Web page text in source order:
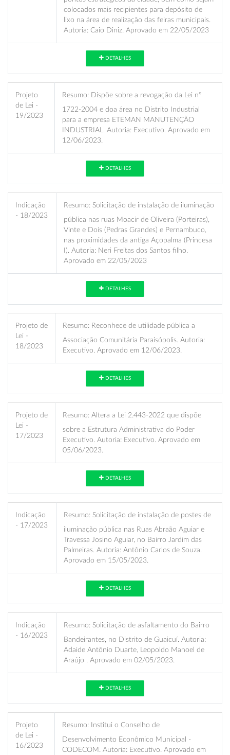
colocados mais recipientes para depósito de
lixo na área de realização das feiras municipais.
Autoria: Caio Diniz. Aprovado em 22/05/2023
DETALHES
Projeto
de Lei -
19/2023
Resumo: Dispõe sobre a revogação da Lei nº
1722-2004 e doa área no Distrito Industrial
para a empresa ETEMAN MANUTENÇÃO
INDUSTRIAL. Autoria: Executivo. Aprovado em
12/06/2023.
DETALHES
Indicação
- 18/2023
Resumo: Solicitação de instalação de iluminação
pública nas ruas Moacir de Oliveira (Porteiras),
Vinte e Dois (Pedras Grandes) e Pernambuco,
nas proximidades da antiga Açopalma (Princesa
I). Autoria: Neri Freitas dos Santos filho.
Aprovado em 22/05/2023
DETALHES
Projeto de
Lei -
18/2023
Resumo: Reconhece de utilidade pública a
Associação Comunitária Paraisópolis. Autoria:
Executivo. Aprovado em 12/06/2023.
DETALHES
Projeto de
Lei -
17/2023
Resumo: Altera a Lei 2.443-2022 que dispõe
sobre a Estrutura Administrativa do Poder
Executivo. Autoria: Executivo. Aprovado em
05/06/2023.
DETALHES
Indicação
- 17/2023
Resumo: Solicitação de instalação de postes de
iluminação pública nas Ruas Abraão Aguiar e
Travessa Josino Aguiar, no Bairro Jardim das
Palmeiras. Autoria: Antônio Carlos de Souza.
Aprovado em 15/05/2023.
DETALHES
Indicação
- 16/2023
Resumo: Solicitação de asfaltamento do Bairro
Bandeirantes, no Distrito de Guaicuí. Autoria:
Adaide Antônio Duarte, Leopoldo Manoel de
Araújo . Aprovado em 02/05/2023.
DETALHES
Projeto
de Lei -
16/2023
Resumo: Institui o Conselho de
Desenvolvimento Econômico Municipal -
CODECOM. Autoria: Executivo. Aprovado em